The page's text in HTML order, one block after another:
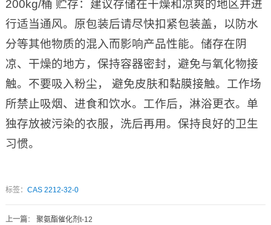
200kg/桶 贮存：建议存储在干燥和凉爽的地区并进
行适当通风。原包装后请尽快扣紧包装盖，以防水
分等其他物质的混入而影响产品性能。储存在阴
凉、干燥的地方，保持容器密封，避免与氧化物接
触。不要吸入粉尘， 避免皮肤和黏膜接触。工作场
所禁止吸烟、进食和饮水。工作后，淋浴更衣。单
独存放被污染的衣服，洗后再用。保持良好的卫生
习惯。
标签： CAS 2212-32-0
上一篇： 聚氨酯催化剂t-12